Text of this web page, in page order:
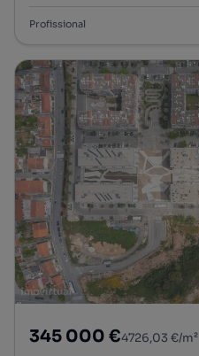
Profissional
345 000 €4726,03 €/m²